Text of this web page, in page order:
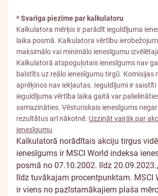
* Svarīga piezīme par kalkulatoru
Kalkulatora mērķis ir parādīt ieguldījuma
laika posmā. Kalkulatora vērtību
maksimālo vai minimālo ienesīgumu
Kalkulatorā atspoguļotais ienesīgums nav
balstīts uz reālo ienesīgumu tirgū. Komisijas
aprēķinos nav iekļautas. Ieguldījumi ir
ieguldījuma vērtība laika gaitā var
samazināties. Vēsturiskais ienesīgums
rezultātus arī nākotnē. Uzzināt vairāk par
ienesīgumu.
Kalkulatorā norādītais akciju tirgus
ienesīgums ir MSCI World indeksa
posmā no 07.10.2002. līdz
līdz tuvākajam procentpunktam. MSCI
ir viens no pazīstamākajiem plaša